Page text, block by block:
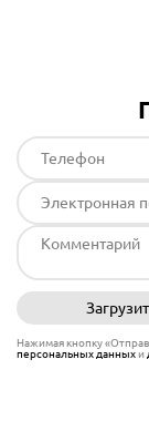
Нажимая кнопку
персональных данныхи